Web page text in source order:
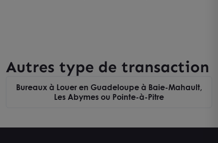
Autres type de transaction
Bureaux à Louer en Guadeloupe à Baie-Mahault,
Les Abymes ou Pointe-à-Pitre